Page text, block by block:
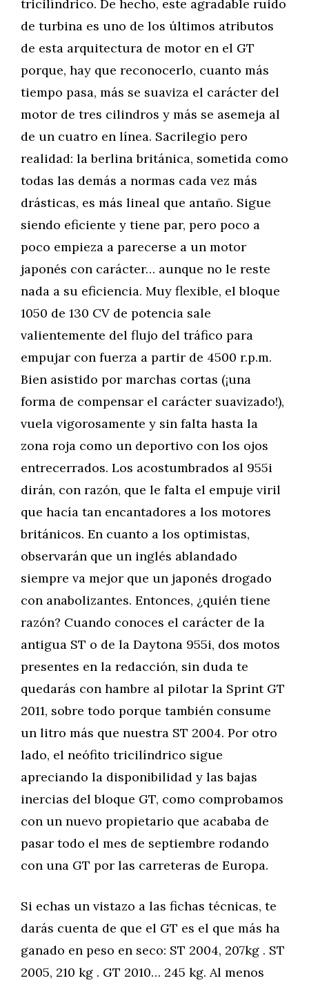
tricilíndrico. De hecho, este agradable ruido
de turbina es uno de los últimos atributos
de esta arquitectura de motor en el GT
porque, hay que reconocerlo, cuanto más
tiempo pasa, más se suaviza el carácter del
motor de tres cilindros y más se asemeja al
de un cuatro en línea. Sacrilegio pero
realidad: la berlina británica, sometida como
todas las demás a normas cada vez más
drásticas, es más lineal que antaño. Sigue
siendo eficiente y tiene par, pero poco a
poco empieza a parecerse a un motor
japonés con carácter… aunque no le reste
nada a su eficiencia. Muy flexible, el bloque
1050 de 130 CV de potencia sale
valientemente del flujo del tráfico para
empujar con fuerza a partir de 4500 r.p.m.
Bien asistido por marchas cortas (¡una
forma de compensar el carácter suavizado!),
vuela vigorosamente y sin falta hasta la
zona roja como un deportivo con los ojos
entrecerrados. Los acostumbrados al 955i
dirán, con razón, que le falta el empuje viril
que hacía tan encantadores a los motores
británicos. En cuanto a los optimistas,
observarán que un inglés ablandado
siempre va mejor que un japonés drogado
con anabolizantes. Entonces, ¿quién tiene
razón? Cuando conoces el carácter de la
antigua ST o de la Daytona 955i, dos motos
presentes en la redacción, sin duda te
quedarás con hambre al pilotar la Sprint GT
2011, sobre todo porque también consume
un litro más que nuestra ST 2004. Por otro
lado, el neófito tricilíndrico sigue
apreciando la disponibilidad y las bajas
inercias del bloque GT, como comprobamos
con un nuevo propietario que acababa de
pasar todo el mes de septiembre rodando
con una GT por las carreteras de Europa.
Si echas un vistazo a las fichas técnicas, te
darás cuenta de que el GT es el que más ha
ganado en peso en seco: ST 2004, 207kg . ST
2005, 210 kg . GT 2010… 245 kg. Al menos